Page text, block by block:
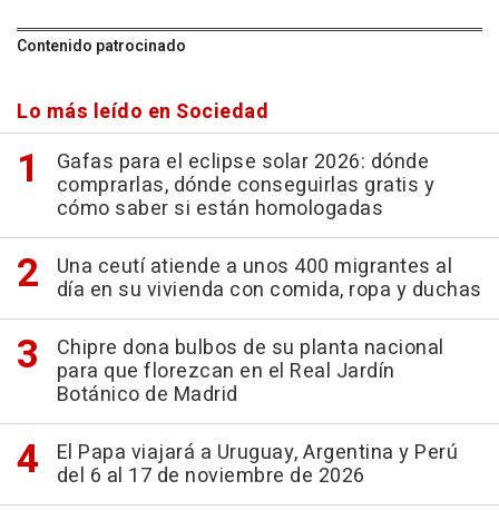
Contenido patrocinado
Lo más leído en Sociedad
Gafas para el eclipse solar 2026: dónde
comprarlas, dónde conseguirlas gratis y
cómo saber si están homologadas
Una ceutí atiende a unos 400 migrantes al
día en su vivienda con comida, ropa y duchas
Chipre dona bulbos de su planta nacional
para que florezcan en el Real Jardín
Botánico de Madrid
El Papa viajará a Uruguay, Argentina y Perú
del 6 al 17 de noviembre de 2026